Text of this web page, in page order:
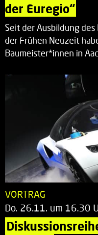
der Euregio“
Seit der Ausbildung
der Frühen Neuzeit
Baumeister*innen in
VORTRAG
Do. 26.11. um 16.30